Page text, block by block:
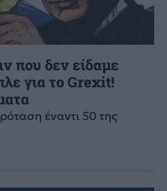
που δεν είδαμε
για το Grexit!
έναντι 50 της